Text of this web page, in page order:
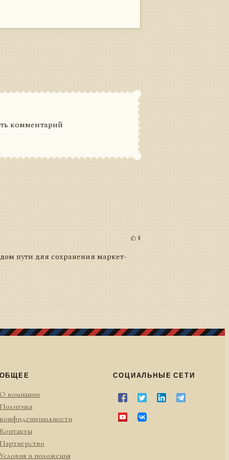
комментарий
0
пути для сохранения маркет-
компании
и положения
СОЦИАЛЬНЫЕ СЕТИ